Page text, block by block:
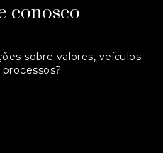
conosco
sobre valores, veículos